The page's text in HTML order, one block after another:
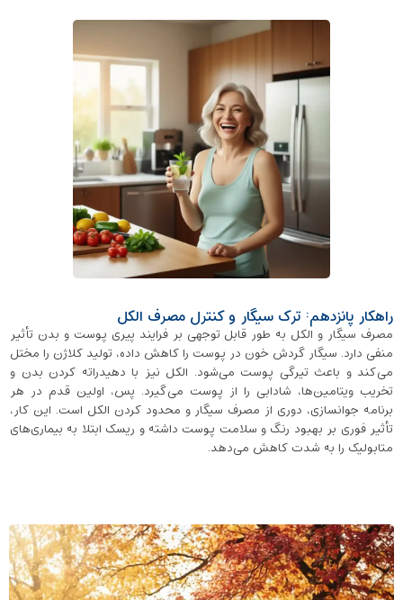
راهکار پانزدهم: ترک سیگار و کنترل مصرف الکل
مصرف سیگار و الکل به ‌طور قابل ‌توجهی بر فرایند پیری پوست و بدن تأثیر
منفی دارد. سیگار گردش خون در پوست را کاهش داده، تولید کلاژن را مختل
می‌کند و باعث تیرگی پوست می‌شود. الکل نیز با دهیدراته کردن بدن و
تخریب ویتامین‌ها، شادابی را از پوست می‌گیرد. پس، اولین قدم در هر
برنامه‌ جوانسازی، دوری از مصرف سیگار و محدود کردن الکل است. این کار،
تأثیر فوری بر بهبود رنگ و سلامت پوست داشته و ریسک ابتلا به بیماری‌های
متابولیک را به شدت کاهش می‌دهد.